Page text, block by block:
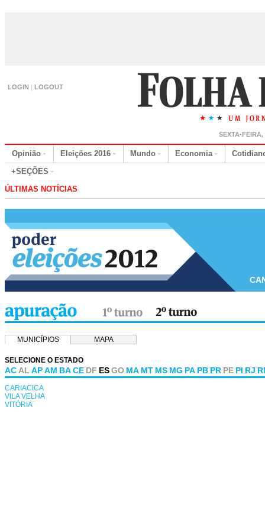
LOGIN | LOGOUT
SEXTA-
Opinião Eleições 2016 Mundo Economia
+SEÇÕES
ÚLTIMAS NOTÍCIAS
MUNICÍPIOS MAPA
SELECIONE O ESTADO
AC AL APAM BACE DF ESGO MA MT MS MG PA PB PR PE PI RJ
CARIACICA
VILA VELHA
VITÓRIA